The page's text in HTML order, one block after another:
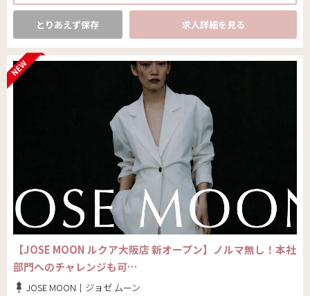
とりあえず保存 求人詳細を見る
【JOSE MOON ルクア大阪店 新オープン】ノルマ無し！本社
部門へのチャレンジも可…
JOSE MOON｜ジョゼ ムーン